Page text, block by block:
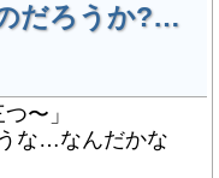
だろうか?…
〜」
な…なんだかな